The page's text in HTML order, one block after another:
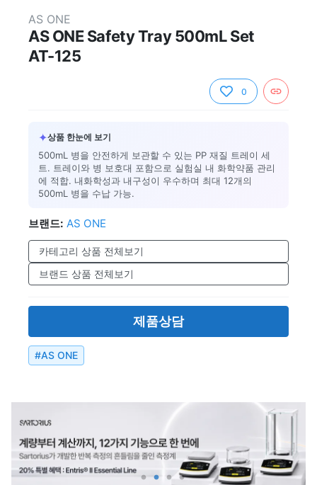
AS ONE
AS ONE Safety Tray 500mL Set
AT-125
0
✦상품 한눈에 보기
500mL 병을 안전하게 보관할 수 있는 PP 재질 트레이 세
트. 트레이와 병 보호대 포함으로 실험실 내 화학약품 관리
에 적합. 내화학성과 내구성이 우수하며 최대 12개의
500mL 병을 수납 가능.
브랜드: AS ONE
카테고리 상품 전체보기
브랜드 상품 전체보기
제품상담
#AS ONE